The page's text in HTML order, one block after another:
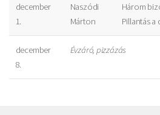
december
1.
Naszódi
Márton
Három
Pillantás
december
8.
Évzáró, pizzázás